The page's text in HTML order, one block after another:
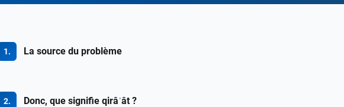
La source du problème
Donc, que signifie qirâʾât ?